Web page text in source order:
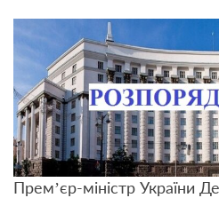
Прем’єр-міністр